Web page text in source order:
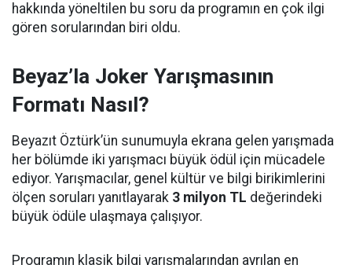
hakkında yöneltilen bu soru da programın en çok ilgi
gören sorularından biri oldu.
Beyaz’la Joker Yarışmasının
Formatı Nasıl?
Beyazıt Öztürk’ün sunumuyla ekrana gelen yarışmada
her bölümde iki yarışmacı büyük ödül için mücadele
ediyor. Yarışmacılar, genel kültür ve bilgi birikimlerini
ölçen soruları yanıtlayarak 3 milyon TL değerindeki
büyük ödüle ulaşmaya çalışıyor.
Programın klasik bilgi yarışmalarından ayrılan en